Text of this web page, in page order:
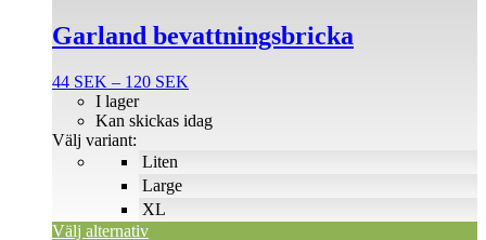
Garland bevattningsbricka
44 SEK – 120 SEK
till
Liten
Large
XL
I lager
Kan skickas idag
Välj variant:
Välj alternativ
produkten
har
varianter.
olika
alternativen
produktsidan